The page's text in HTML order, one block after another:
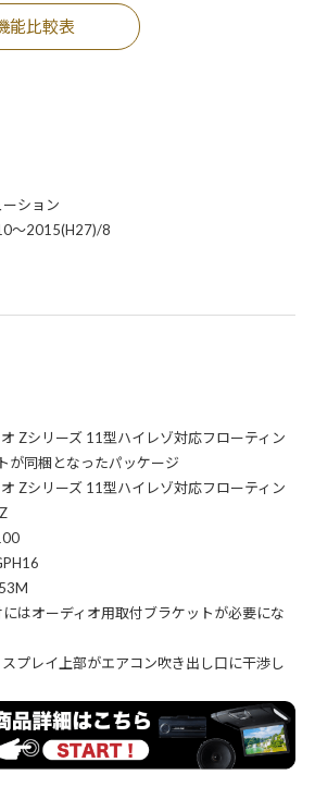
能比較表
ション
2015(H27)/8
Zシリーズ 11型ハイレゾ対応フローティン
が同梱となったパッケージ
Zシリーズ 11型ハイレゾ対応フローティン
オ用取付ブラケットが必要にな
がエアコン吹き出し口に干渉し